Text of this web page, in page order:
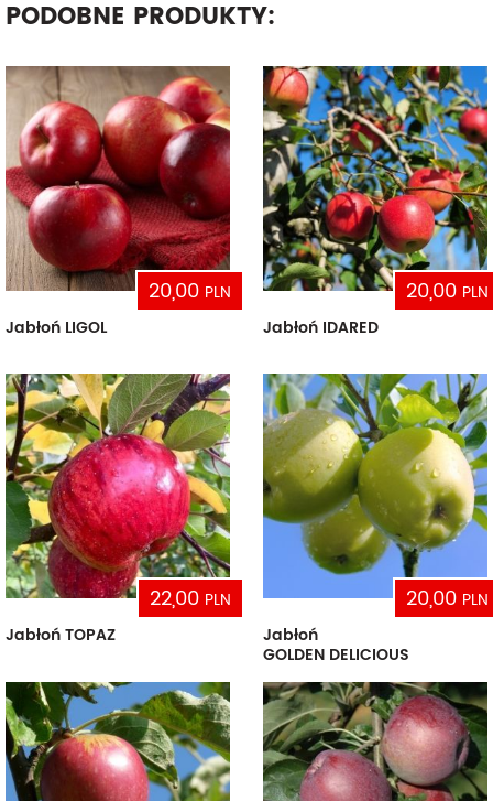
PODOBNE PRODUKTY:
20,00 PLN
Jabłoń LIGOL
20,00 PLN
Jabłoń IDARED
22,00 PLN
Jabłoń TOPAZ
20,00 PLN
Jabłoń
GOLDEN DELICIOUS